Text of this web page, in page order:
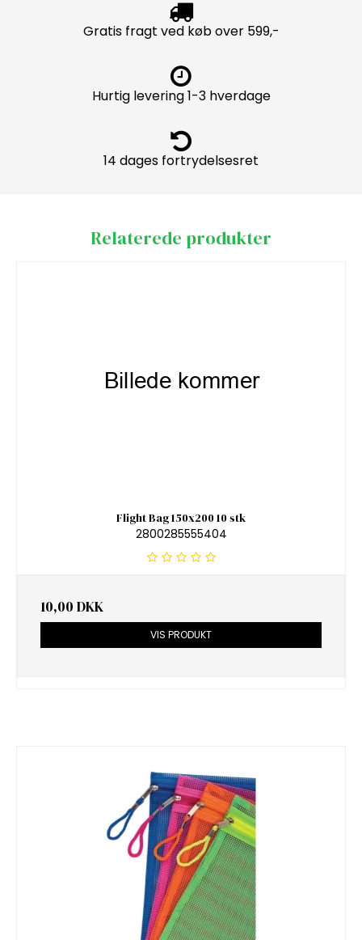
Gratis fragt ved køb over 599,-
Hurtig levering 1-3 hverdage
14 dages fortrydelsesret
Relaterede produkter
Flight Bag 150x200 10 stk
2800285555404
10,00 DKK
VIS PRODUKT